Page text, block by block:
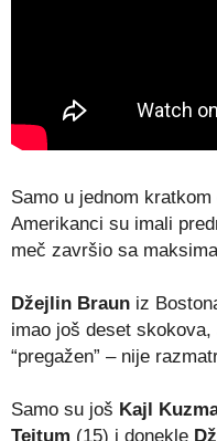
Samo u jednom
Amerikanci su imali
meč završio sa
Džejlin Braun iz
imao još deset
“pregažen” – nije
Samo su još Kajl
Tejtum (15) i donekle